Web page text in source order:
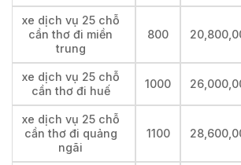
xe dịch vụ 25 chỗ
cần thơ đi miền
trung
800
xe dịch vụ 25 chỗ
cần thơ đi huế
1000
xe dịch vụ 25 chỗ
cần thơ đi quảng
ngãi
1100